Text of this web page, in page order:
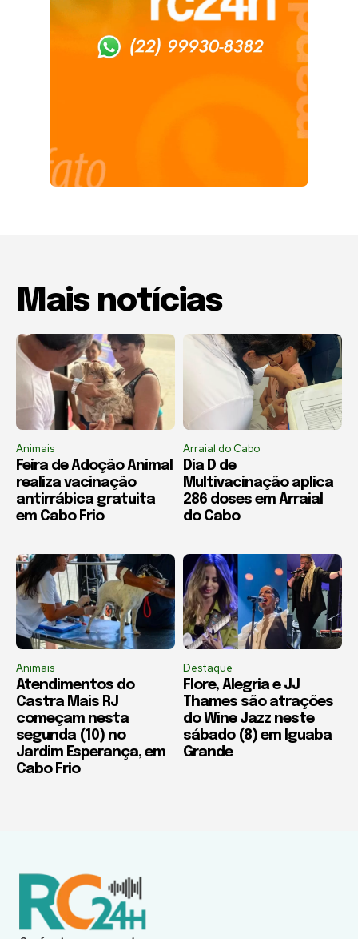
Mais notícias
Animais
Feira de Adoção Animal
realiza vacinação
antirrábica gratuita
em Cabo Frio
Arraial do Cabo
Dia D de
Multivacinação aplica
286 doses em Arraial
do Cabo
Animais
Atendimentos do
Castra Mais RJ
começam nesta
segunda (10) no
Jardim Esperança, em
Cabo Frio
Destaque
Flore, Alegria e JJ
Thames são atrações
do Wine Jazz neste
sábado (8) em Iguaba
Grande